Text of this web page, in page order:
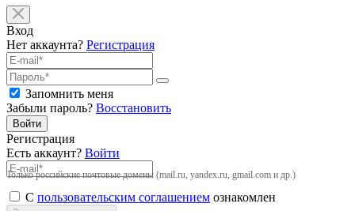
Вход
Нет аккаунта? Регистрация
Запомнить меня
Забыли пароль? Восстановить
Войти
Регистрация
Есть аккаунт? Войти
Только российские почтовые домены (mail.ru, yandex.ru, gmail.com и др.)
С пользовательским соглашением ознакомлен